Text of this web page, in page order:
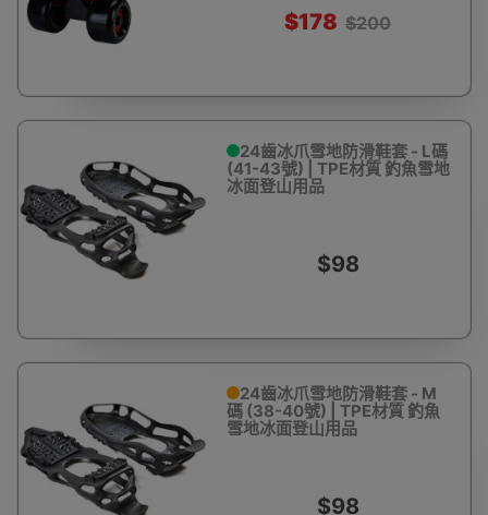
$178 $200
24齒冰爪雪地防滑鞋套 - L碼
(41-43號) | TPE材質 釣魚雪地
冰面登山用品
$98
24齒冰爪雪地防滑鞋套 - M
碼 (38-40號) | TPE材質 釣魚
雪地冰面登山用品
$98